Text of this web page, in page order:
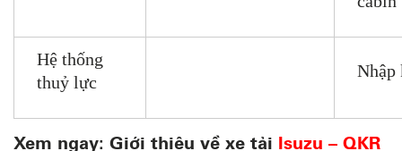
Hệ thống
thuỷ lực
Nhập
Xem ngay: Giới thiệu về xe tải Isuzu – QKR